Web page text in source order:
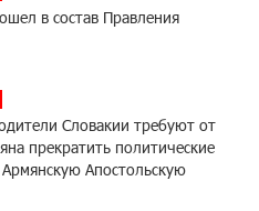
в состав Правления
Словакии требуют от
прекратить политические
Апостольскую